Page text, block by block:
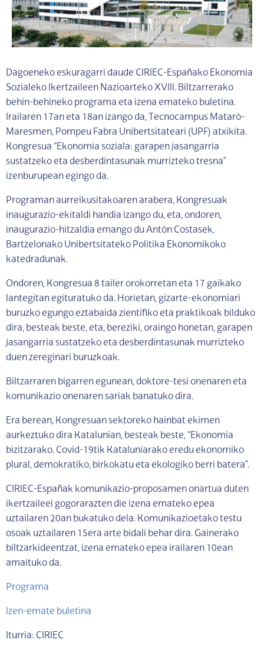
Dagoeneko eskuragarri daude CIRIEC-Españako Ekonomia
Sozialeko Ikertzaileen Nazioarteko XVIII. Biltzarrerako
behin-behineko programa eta izena emateko buletina.
Irailaren 17an eta 18an izango da, Tecnocampus Mataró-
Maresmen, Pompeu Fabra Unibertsitateari (UPF) atxikita.
Kongresua “Ekonomia soziala: garapen jasangarria
sustatzeko eta desberdintasunak murrizteko tresna”
izenburupean egingo da.
Programan aurreikusitakoaren arabera, Kongresuak
inaugurazio-ekitaldi handia izango du, eta, ondoren,
inaugurazio-hitzaldia emango du Antón Costasek,
Bartzelonako Unibertsitateko Politika Ekonomikoko
katedradunak.
Ondoren, Kongresua 8 tailer orokorretan eta 17 gaikako
lantegitan egituratuko da. Horietan, gizarte-ekonomiari
buruzko egungo eztabaida zientifiko eta praktikoak bilduko
dira, besteak beste, eta, bereziki, oraingo honetan, garapen
jasangarria sustatzeko eta desberdintasunak murrizteko
duen zereginari buruzkoak.
Biltzarraren bigarren egunean, doktore-tesi onenaren eta
komunikazio onenaren sariak banatuko dira.
Era berean, Kongresuan sektoreko hainbat ekimen
aurkeztuko dira Katalunian, besteak beste, “Ekonomia
bizitzarako. Covid-19tik Kataluniarako eredu ekonomiko
plural, demokratiko, birkokatu eta ekologiko berri batera”.
CIRIEC-Españak komunikazio-proposamen onartua duten
ikertzaileei gogorarazten die izena emateko epea
uztailaren 20an bukatuko dela. Komunikazioetako testu
osoak uztailaren 15era arte bidali behar dira. Gainerako
biltzarkideentzat, izena emateko epea irailaren 10ean
amaituko da.
Programa
Izen-emate buletina
Iturria: CIRIEC